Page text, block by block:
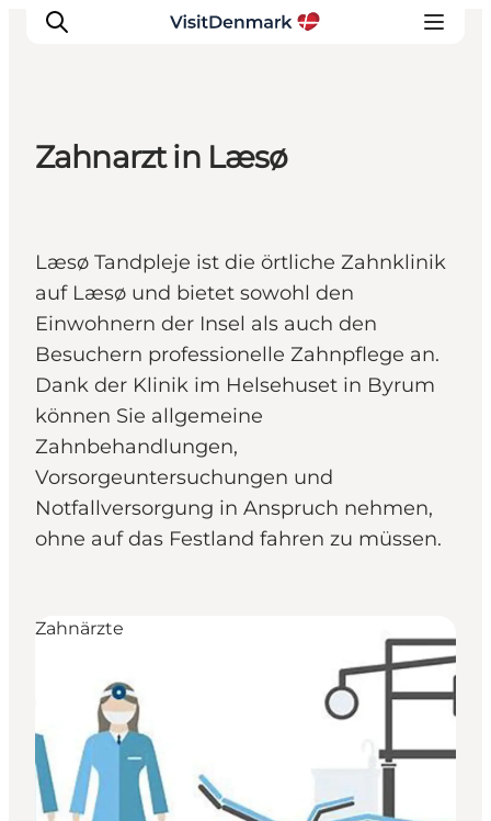
Erlebnisse
Unterkünfte
Reiseplanung
Zahnarzt in Læsø
Læsø Tandpleje ist die örtliche Zahnklinik
auf Læsø und bietet sowohl den
Einwohnern der Insel als auch den
Besuchern professionelle Zahnpflege an.
Dank der Klinik im Helsehuset in Byrum
können Sie allgemeine
Zahnbehandlungen,
Vorsorgeuntersuchungen und
Notfallversorgung in Anspruch nehmen,
ohne auf das Festland fahren zu müssen.
Zahnärzte